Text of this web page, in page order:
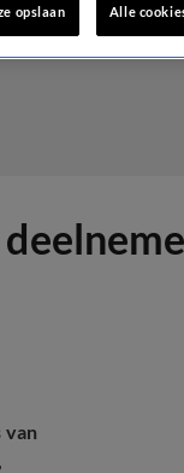
van
opslaan Alle